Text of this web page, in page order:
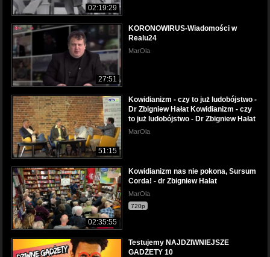
02:19:29
27:51
KORONOWIRUS-Wiadomości w
Realu24
MarOla
51:15
Kowidianizm - czy to już ludobójstwo -
Dr Zbigniew Hałat Kowidianizm - czy
to już ludobójstwo - Dr Zbigniew Hałat
MarOla
02:35:55
Kowidianizm nas nie pokona, Sursum
Corda! - dr Zbigniew Hałat
MarOla
720p
Testujemy NAJDZIWNIEJSZE
GADŻETY 10